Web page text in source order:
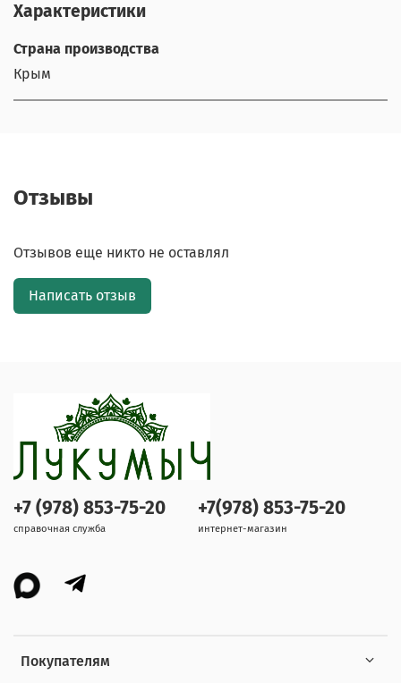
Характеристики
Страна производства
Крым
Отзывы
Отзывов еще никто не оставлял
Написать отзыв
Покупателям
+7 (978) 853-75-20
справочная служба
+7(978) 853-75-20
интернет-магазин